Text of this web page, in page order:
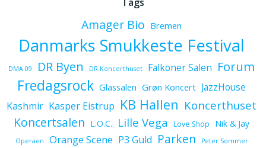
Amager Bio Bremen
Danmarks Smukkeste Festival
DMA 09 DR Byen DR Koncerthuset Falkoner Salen Forum
Fredagsrock Glassalen Grøn Koncert JazzHouse
Kashmir Kasper Eistrup KB Hallen Koncerthuset
Koncertsalen L.O.C. Lille Vega Love Shop Nik & Jay
Operaen Orange Scene P3 Guld Parken Peter Sommer